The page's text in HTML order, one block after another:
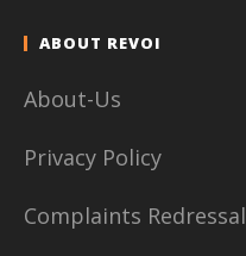
ABOUT REVOI
About-Us
Privacy Policy
Complaints Redressal